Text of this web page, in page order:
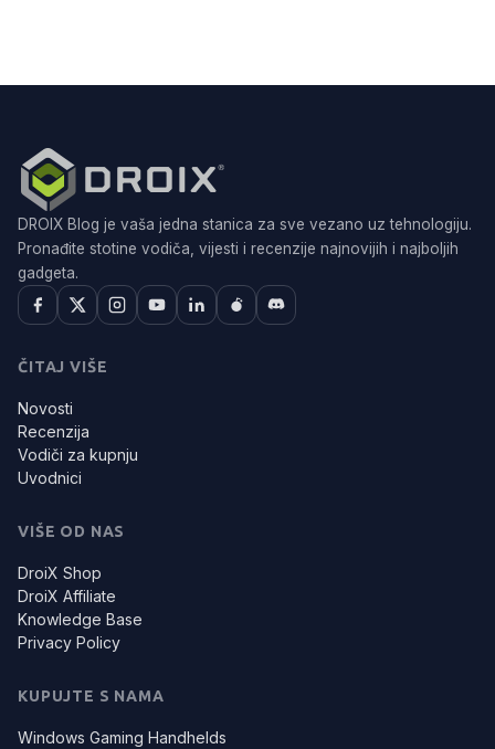
DROIX Blog je vaša jedna stanica za sve vezano uz tehnologiju.
Pronađite stotine vodiča, vijesti i recenzije najnovijih i najboljih
gadgeta.
ČITAJ VIŠE
Novosti
Recenzija
Vodiči za kupnju
Uvodnici
VIŠE OD NAS
DroiX Shop
DroiX Affiliate
Knowledge Base
Privacy Policy
KUPUJTE S NAMA
Windows Gaming Handhelds